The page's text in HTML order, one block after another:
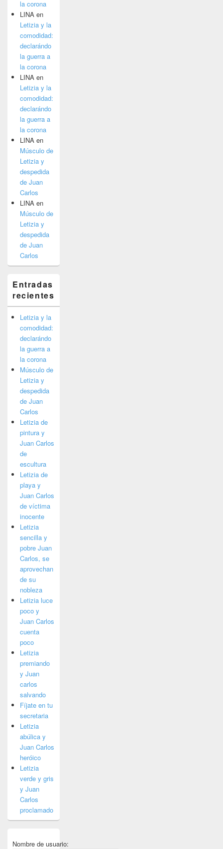
la corona
LINA en
Letizia y la
comodidad:
declarándo
la guerra a
la corona
LINA en
Letizia y la
comodidad:
declarándo
la guerra a
la corona
LINA en
Músculo de
Letizia y
despedida
de Juan
Carlos
LINA en
Músculo de
Letizia y
despedida
de Juan
Carlos
Entradas
recientes
Letizia y la
comodidad:
declarándo
la guerra a
la corona
Músculo de
Letizia y
despedida
de Juan
Carlos
Letizia de
pintura y
Juan Carlos
de
escultura
Letizia de
playa y
Juan Carlos
de víctima
inocente
Letizia
sencilla y
pobre Juan
Carlos, se
aprovechan
de su
nobleza
Letizia luce
poco y
Juan Carlos
cuenta
poco
Letizia
premiando
y Juan
carlos
salvando
Fíjate en tu
secretaria
Letizia
abúlica y
Juan Carlos
heróico
Letizia
verde y gris
y Juan
Carlos
proclamado
Nombre de usuario: